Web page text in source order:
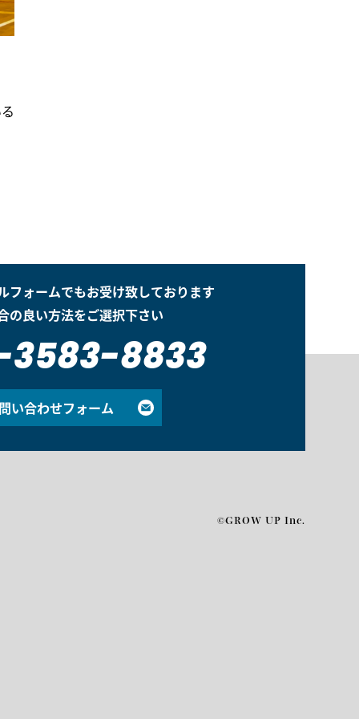
フォームでもお受け致しております
の良い方法をご選択下さい
3583-8833
い合わせフォーム
©GROW UP Inc.